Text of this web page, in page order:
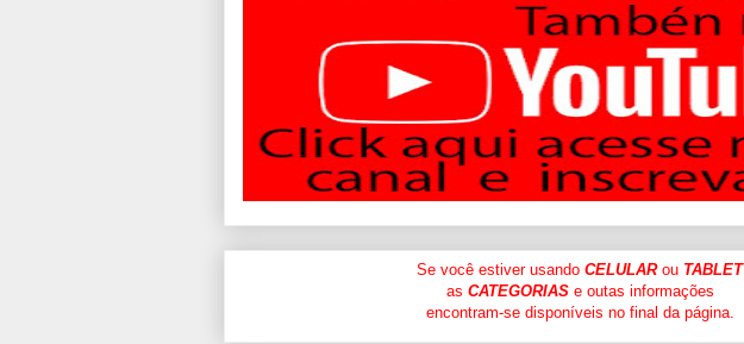
Se você estiver usando CELULARou TABLET
as CATEGORIASe outas informações
encontram-se disponíveis no final da página.